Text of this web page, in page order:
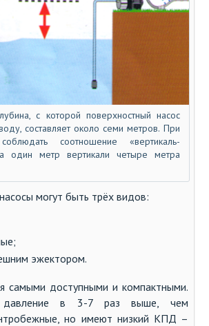
с которой поверхностный насос
составляет около семи метров. При
соотношение «вертикаль-
один метр вертикали четыре метра
могут быть трёх видов:
эжектором.
самыми доступными и компактными.
в 3-7 раз выше, чем
но имеют низкий КПД –